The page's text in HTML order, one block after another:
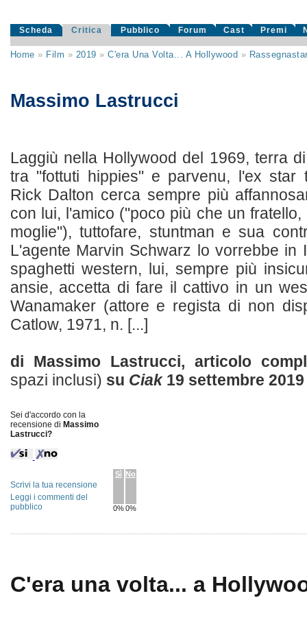
Scheda Critica Pubblico Forum Cast Premi
Home » Film » 2019 »C'era Una Volta... A Hollywood »
Massimo Lastrucci
Laggiù nella Hollywood del 1969, terra
tra "fottuti hippies" e parvenu, l'ex star
Rick Dalton cerca sempre più
con lui, l'amico ("poco più che un
moglie"), tuttofare, stuntman e sua
L'agente Marvin Schwarz lo vorrebbe in
spaghetti western, lui, sempre più
ansie, accetta di fare il cattivo in un
Wanamaker (attore e regista di non
Catlow, 1971, n. [...]
di Massimo Lastrucci, articolo
spazi inclusi) su Ciak19 settembre 2019
Sei d'accordo con la
recensione di Massimo
Lastrucci?
Sì
0%
No
0%
Scrivi la tua recensione
Leggi i commenti del
pubblico
C'era una volta... a